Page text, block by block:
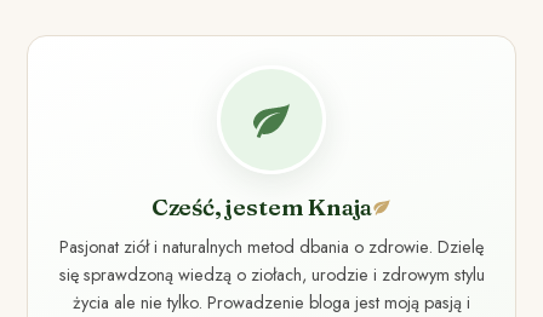
Cześć, jestem Knaja
Pasjonat ziół i naturalnych metod dbania o zdrowie. Dzielę
się sprawdzoną wiedzą o ziołach, urodzie i zdrowym stylu
życia ale nie tylko. Prowadzenie bloga jest moją pasją i